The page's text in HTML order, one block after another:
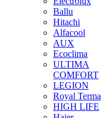
Ballu
Hitachi
Alfacool
AUX
Ecoclima
ULTIMA
COMFORT
LEGION
Royal Terma
HIGH LIFE